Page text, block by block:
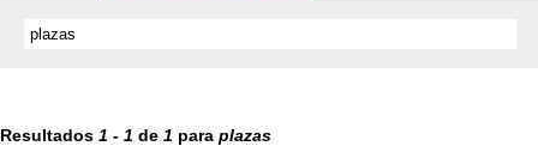
Resultados 1 - 1 de 1 para plazas